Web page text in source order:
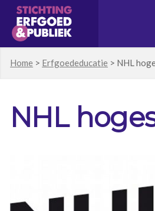
Home > Erfgoededucatie > NHL
NHL